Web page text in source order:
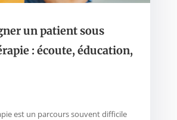
un patient sous
: écoute, éducation,
est un parcours souvent difficile